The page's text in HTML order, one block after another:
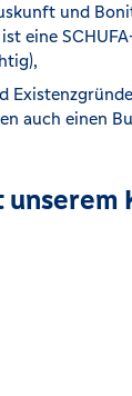
und
eine
auch einen